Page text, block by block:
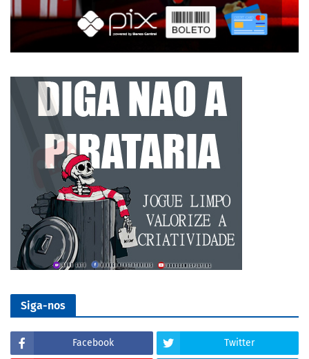
Siga-nos
Facebook Twitter